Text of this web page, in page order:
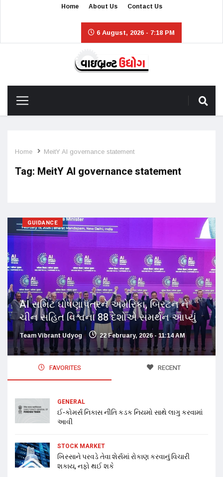
Home About Us Contact Us
6 August, 2026 - 7:18 PM
Home MeitY AI governance statement
Tag: MeitY AI governance statement
GUIDANCE
AI સમિટ ઘોષણાપત્રને અમેરિકા, બ્રિટન ને
ચીન સહિત વિશ્વના 88 દેશોએ સમર્થન આપ્યું
Team Vibrant Udyog 22 February, 2026 - 11:14 AM
FAVORITES RECENT
GENERAL
ઈ-કોમર્સ નિકાસ નીતિ કડક નિયમો સાથે લાગુ કરવામાં
આવી
STOCK MARKET
ખિસ્સાને પરવડે તેવા શેર્સમાં રોકાણ કરવાનું વિચારી
શકાય, નફો થઈ શકે